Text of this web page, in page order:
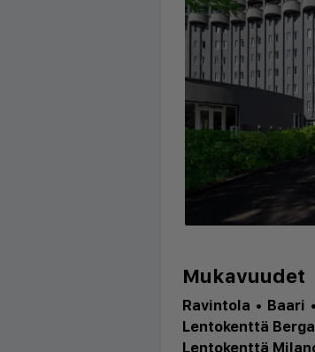
Mukavuudet
Ravintola • Baari •
Lentokenttä
Lentokenttä